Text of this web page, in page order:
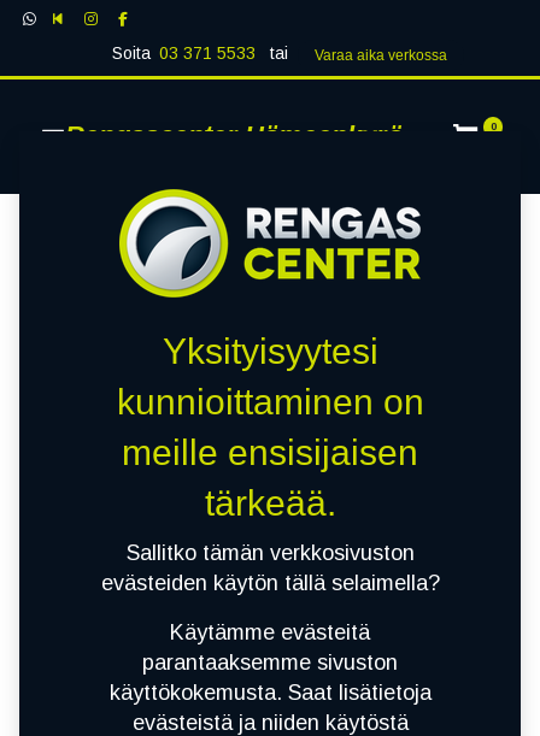
Soita 03 371 5533 tai Varaa aika verk​​​​ossa
Rengascenter Hämeenkyrö 0
Yksityisyytesi
kunnioittaminen on
meille ensisijaisen
tärkeää.
Sallitko tämän verkkosivuston
evästeiden käytön tällä selaimella?
Käytämme evästeitä
parantaaksemme sivuston
käyttökokemusta. Saat lisätietoja
evästeistä ja niiden käytöstä